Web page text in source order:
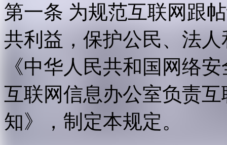
第一条 为规范互联网跟
共利益，保护公民、法
《中华人民共和国网络
互联网信息办公室负责
知》，制定本规定。